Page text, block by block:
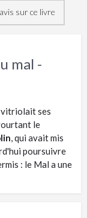
sur ce livre
mal -
vitriolait ses
le
, qui avait mis
poursuivre
: le Mal a une